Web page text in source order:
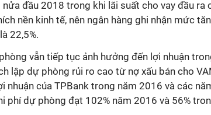
đầu 2018 trong khi lãi suất cho vay đầu ra
nền kinh tế, nên ngân hàng ghi nhận mức
22,5%.
vẫn tiếp tục ảnh hưởng đến lợi nhuận
lập dự phòng rủi ro cao từ nợ xấu bán cho
nhuận của TPBank trong năm 2016 và các
phí dự phòng đạt 102% năm 2016 và 56%